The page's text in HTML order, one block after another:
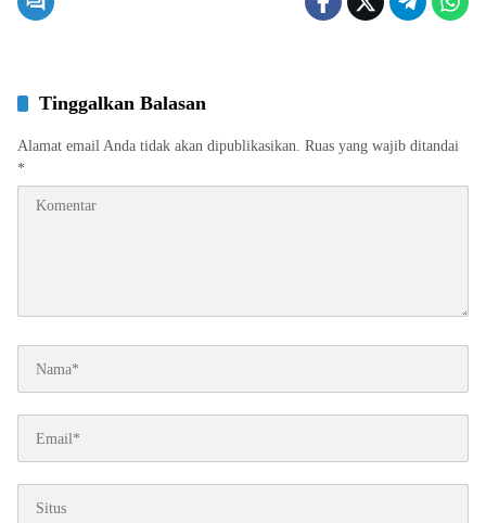
Tinggalkan Balasan
Alamat email Anda tidak akan dipublikasikan. Ruas yang wajib ditandai
*